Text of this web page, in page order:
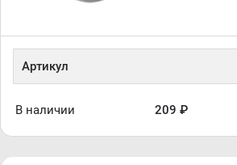
Артикул
В наличии 209 ₽